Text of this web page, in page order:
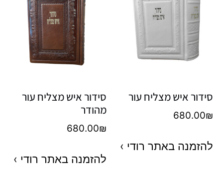
סידור איש מצליח עור
680.00₪
להזמנה באתר רודי ›
סידור איש מצליח עור
מהודר
680.00₪
להזמנה באתר רודי ›